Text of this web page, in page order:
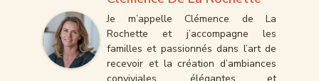
Je m’appelle Clémence de La
Rochette et j’accompagne les
familles et passionnés dans l’art de
recevoir et la création d’ambiances